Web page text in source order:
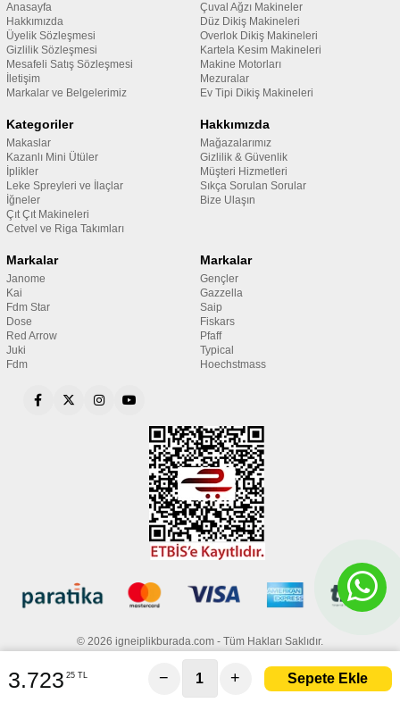
Anasayfa
Hakkımızda
Üyelik Sözleşmesi
Gizlilik Sözleşmesi
Mesafeli Satış Sözleşmesi
İletişim
Markalar ve Belgelerimiz
Çuval Ağzı Makineler
Düz Dikiş Makineleri
Overlok Dikiş Makineleri
Kartela Kesim Makineleri
Makine Motorları
Mezuralar
Ev Tipi Dikiş Makineleri
Kategoriler
Makaslar
Kazanlı Mini Ütüler
İplikler
Leke Spreyleri ve İlaçlar
İğneler
Çıt Çıt Makineleri
Cetvel ve Riga Takımları
Hakkımızda
Mağazalarımız
Gizlilik & Güvenlik
Müşteri Hizmetleri
Sıkça Sorulan Sorular
Bize Ulaşın
Markalar
Janome
Kai
Fdm Star
Dose
Red Arrow
Juki
Fdm
Markalar
Gençler
Gazzella
Saip
Fiskars
Pfaff
Typical
Hoechstmass
© 2026 igneiplikburada.com - Tüm Hakları Saklıdır.
3.723 25 TL − +